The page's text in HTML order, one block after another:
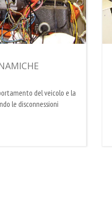
del veicolo e la
le disconnessioni